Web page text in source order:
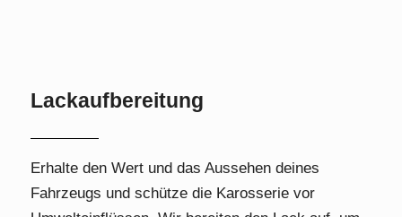
Lackaufbereitung
Erhalte den Wert und das Aussehen deines
Fahrzeugs und schütze die Karosserie vor